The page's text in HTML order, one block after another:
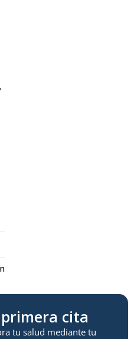
cita
tu salud mediante tu